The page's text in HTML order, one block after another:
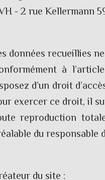
- 2 rue Kellermann
données recueillies
à
d’un droit
exercer ce droit, il
reproduction
du responsable
du site :